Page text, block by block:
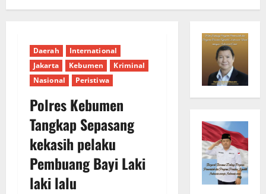
Daerah
International
Jakarta
Kebumen
Kriminal
Nasional
Peristiwa
Polres Kebumen
Tangkap Sepasang
kekasih pelaku
Pembuang Bayi Laki
laki lalu